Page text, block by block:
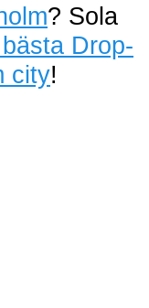
? Sola
Drop-
city!